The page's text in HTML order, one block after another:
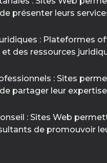
présenter leurs
: Plateformes
des ressources
: Sites
partager leur
: Sites Web
de promouvoir